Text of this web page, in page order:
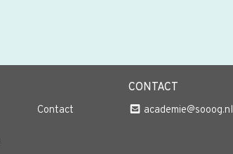
Contact
CONTACT
academie@sooog.nl